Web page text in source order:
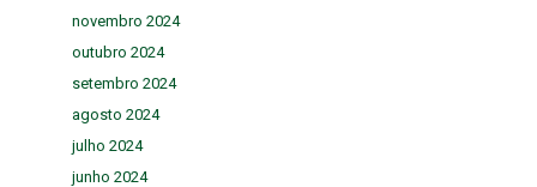
novembro 2024
outubro 2024
setembro 2024
agosto 2024
julho 2024
junho 2024